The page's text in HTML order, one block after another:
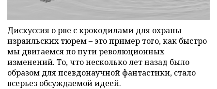
Дискуссия о рве с крокодилами для охраны
израильских тюрем – это пример того, как быстро
мы двигаемся по пути революционных
изменений. То, что несколько лет назад было
образом для псевдонаучной фантастики, стало
всерьез обсуждаемой идеей.